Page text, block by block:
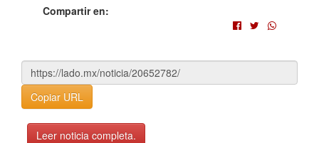
Compartir en:
Copiar URL
Leer noticia completa.